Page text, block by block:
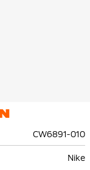
CW6891-010
Nike